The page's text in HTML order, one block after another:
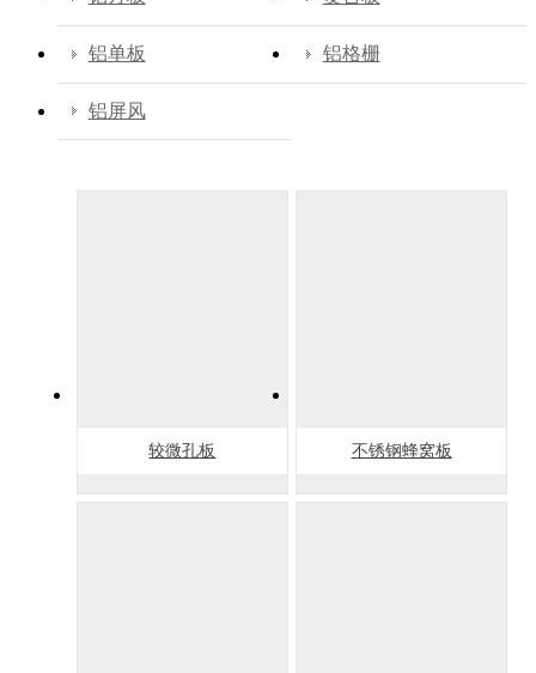
铝单板 铝格栅
铝屏风
较微孔板 不锈钢蜂窝板